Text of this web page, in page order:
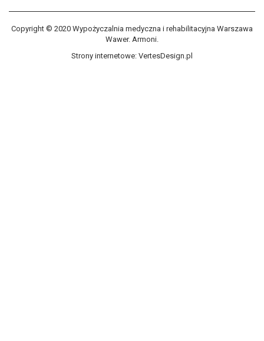
Copyright © 2020 Wypożyczalnia medyczna i rehabilitacyjna Warszawa
Wawer. Armoni.
Strony internetowe: VertesDesign.pl